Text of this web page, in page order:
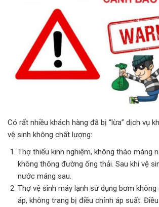
Có rất nhiều khách hàng đã bị “lừa” dịch vụ
vệ sinh không chất lượng:
Thợ thiếu kinh nghiệm, không tháo máng
không thông đường ống thải. Sau khi vệ
nước máng sau.
Thợ vệ sinh máy lạnh sử dụng bơm
áp, không trang bị điều chỉnh áp suất.